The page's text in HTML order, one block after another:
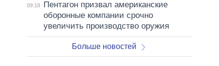
09:18
Пентагон призвал американские
оборонные компании срочно
увеличить производство оружия
Больше новостей